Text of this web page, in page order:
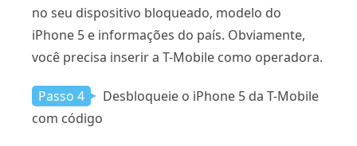
no seu dispositivo bloqueado, modelo do
iPhone 5 e informações do país. Obviamente,
você precisa inserir a T-Mobile como operadora.
Passo 4
Desbloqueie o iPhone 5 da T-Mobile
com código